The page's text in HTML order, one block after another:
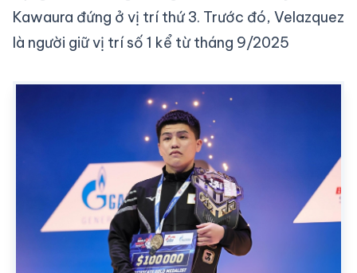
Kawaura đứng ở vị trí thứ 3. Trước đó, Velazquez
là người giữ vị trí số 1 kể từ tháng 9/2025